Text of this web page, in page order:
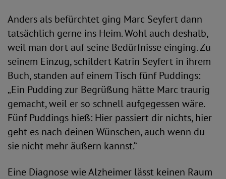
Anders als befürchtet ging Marc Seyfert dann
tatsächlich gerne ins Heim. Wohl auch deshalb,
weil man dort auf seine Bedürfnisse einging. Zu
seinem Einzug, schildert Katrin Seyfert in ihrem
Buch, standen auf einem Tisch fünf Puddings:
„Ein Pudding zur Begrüßung hätte Marc traurig
gemacht, weil er so schnell aufgegessen wäre.
Fünf Puddings hieß: Hier passiert dir nichts, hier
geht es nach deinen Wünschen, auch wenn du
sie nicht mehr äußern kannst.“
Eine Diagnose wie Alzheimer lässt keinen Raum